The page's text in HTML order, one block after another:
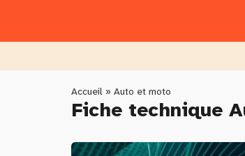
You
are
here
Accueil » Auto et moto
Fiche technique